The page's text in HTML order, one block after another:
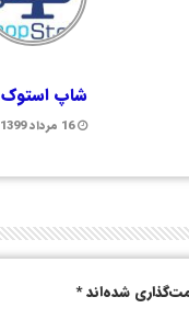
شاپ استوک
16 مرداد 1399
شده‌اند*